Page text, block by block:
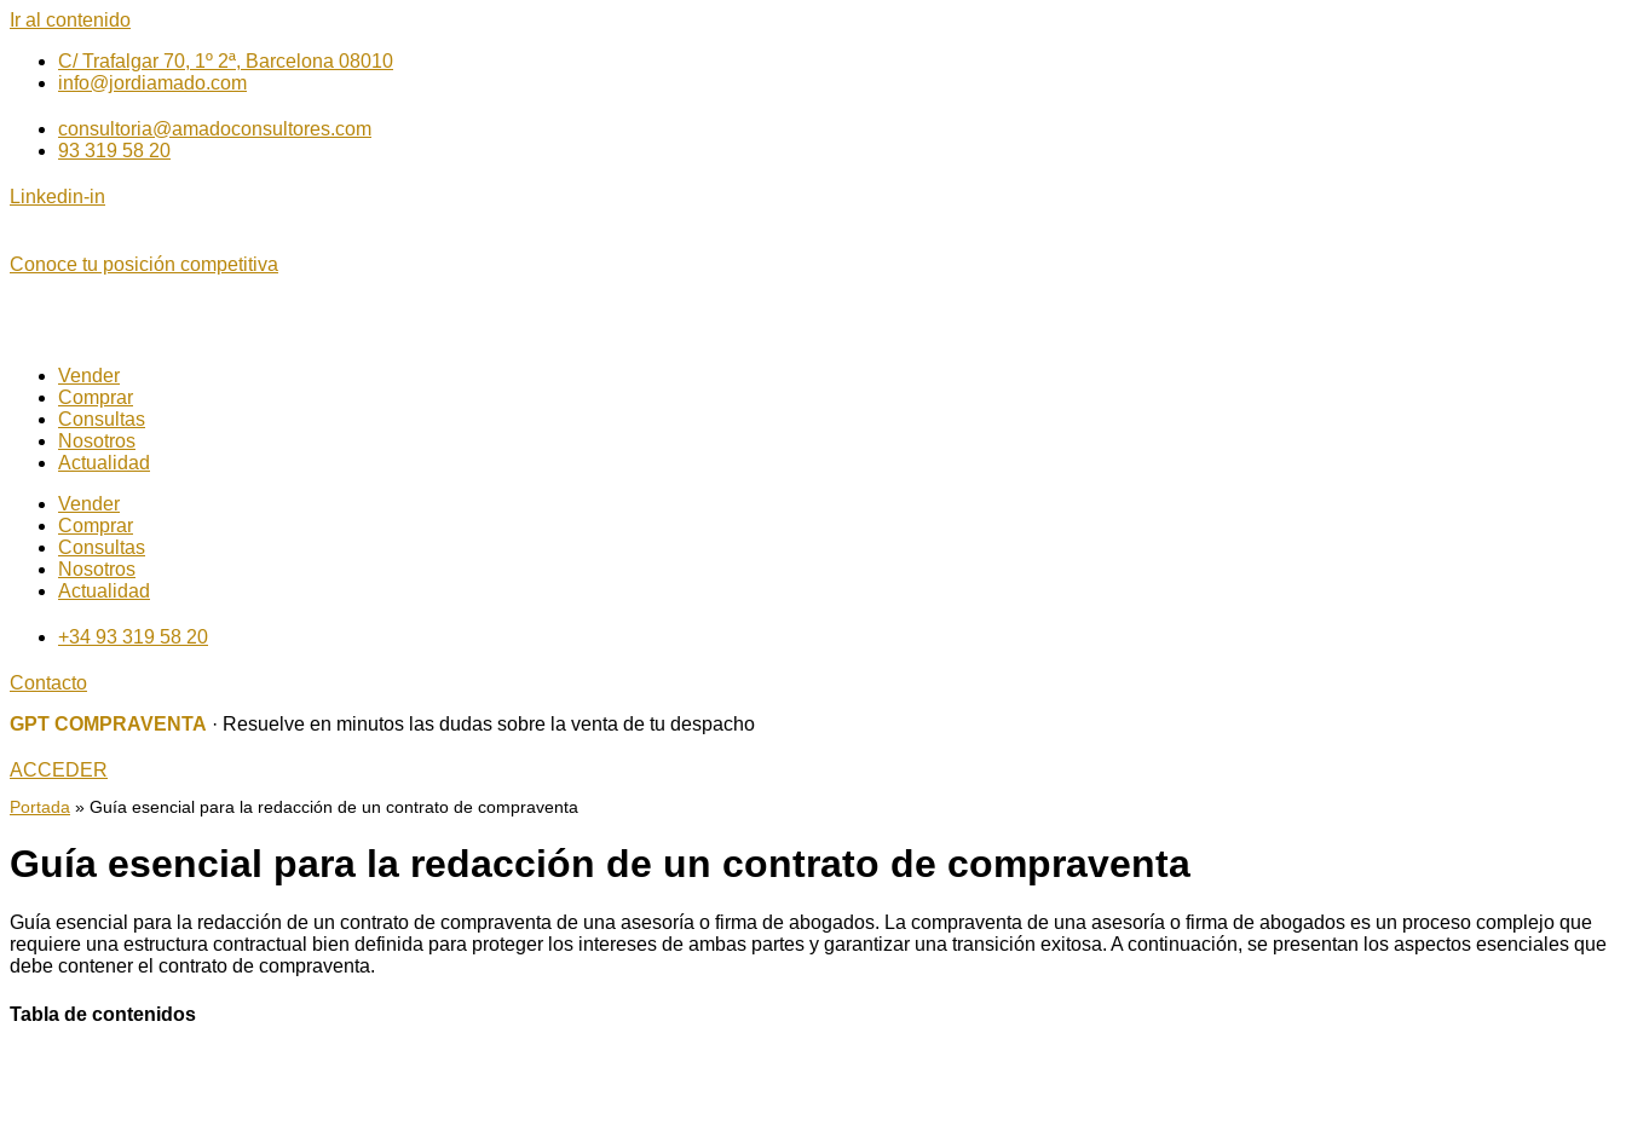
Ir al contenido
C/ Trafalgar 70, 1º 2ª, Barcelona 08010
info@jordiamado.com
consultoria@amadoconsultores.com
93 319 58 20
Linkedin-in
Conoce tu posición competitiva
Vender
Comprar
Consultas
Nosotros
Actualidad
Vender
Comprar
Consultas
Nosotros
Actualidad
+34 93 319 58 20
Contacto
GPT COMPRAVENTA · Resuelve en minutos las dudas sobre la venta de tu despacho
ACCEDER
Portada » Guía esencial para la redacción de un contrato de compraventa
Guía esencial para la redacción de un contrato de compraventa
Guía esencial para la redacción de un contrato de compraventa de una asesoría o firma de abogados. La compraventa de una asesoría o firma de abogados es un proceso complejo que
requiere una estructura contractual bien definida para proteger los intereses de ambas partes y garantizar una transición exitosa. A continuación, se presentan los aspectos esenciales que
debe contener el contrato de compraventa.
Tabla de contenidos